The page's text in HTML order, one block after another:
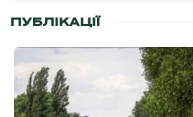
ПУБЛІКАЦІЇ